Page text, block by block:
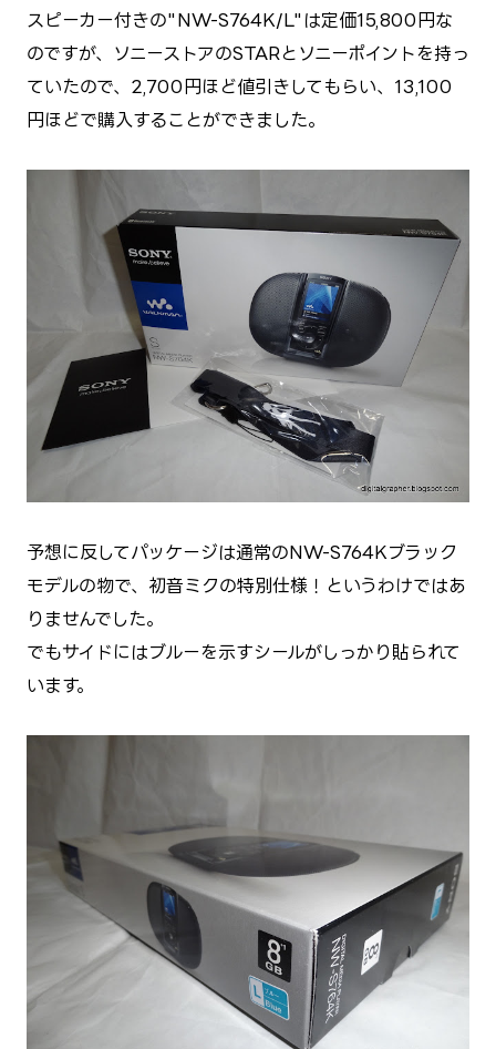
スピーカー付きの"NW-S764K/L"は定価15,800円な
のですが、ソニーストアのSTARとソニーポイントを持っ
ていたので、2,700円ほど値引きしてもらい、13,100
円ほどで購入することができました。
予想に反してパッケージは通常のNW-S764Kブラック
モデルの物で、初音ミクの特別仕様！というわけではあ
りませんでした。
でもサイドにはブルーを示すシールがしっかり貼られて
います。